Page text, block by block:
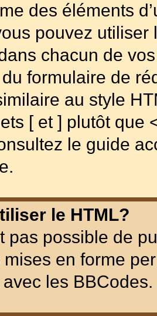
des éléments
pouvez
chacun de
formulaire de
au style
[ et ] plutôt que
le guide
le HTML?
pas possible de
en forme
les BBCodes.